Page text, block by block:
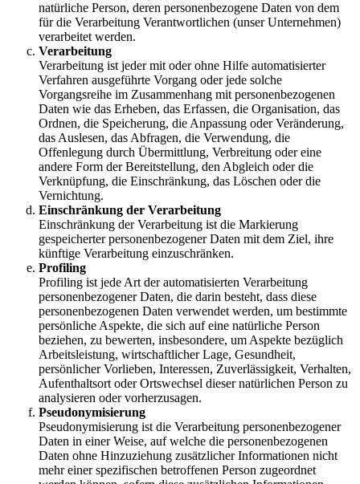
natürliche Person, deren personenbezogene Daten von dem
für die Verarbeitung Verantwortlichen (unser Unternehmen)
verarbeitet werden.
Verarbeitung
Verarbeitung ist jeder mit oder ohne Hilfe automatisierter
Verfahren ausgeführte Vorgang oder jede solche
Vorgangsreihe im Zusammenhang mit personenbezogenen
Daten wie das Erheben, das Erfassen, die Organisation, das
Ordnen, die Speicherung, die Anpassung oder Veränderung,
das Auslesen, das Abfragen, die Verwendung, die
Offenlegung durch Übermittlung, Verbreitung oder eine
andere Form der Bereitstellung, den Abgleich oder die
Verknüpfung, die Einschränkung, das Löschen oder die
Vernichtung.
Einschränkung der Verarbeitung
Einschränkung der Verarbeitung ist die Markierung
gespeicherter personenbezogener Daten mit dem Ziel, ihre
künftige Verarbeitung einzuschränken.
Profiling
Profiling ist jede Art der automatisierten Verarbeitung
personenbezogener Daten, die darin besteht, dass diese
personenbezogenen Daten verwendet werden, um bestimmte
persönliche Aspekte, die sich auf eine natürliche Person
beziehen, zu bewerten, insbesondere, um Aspekte bezüglich
Arbeitsleistung, wirtschaftlicher Lage, Gesundheit,
persönlicher Vorlieben, Interessen, Zuverlässigkeit, Verhalten,
Aufenthaltsort oder Ortswechsel dieser natürlichen Person zu
analysieren oder vorherzusagen.
Pseudonymisierung
Pseudonymisierung ist die Verarbeitung personenbezogener
Daten in einer Weise, auf welche die personenbezogenen
Daten ohne Hinzuziehung zusätzlicher Informationen nicht
mehr einer spezifischen betroffenen Person zugeordnet